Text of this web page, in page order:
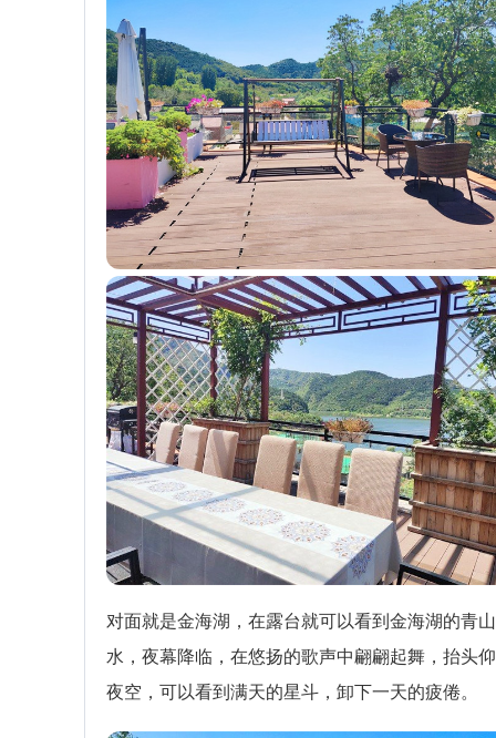
对面就是金海湖，在露台就可以看到金海湖的青
水，夜幕降临，在悠扬的歌声中翩翩起舞，抬头
夜空，可以看到满天的星斗，卸下一天的疲倦。